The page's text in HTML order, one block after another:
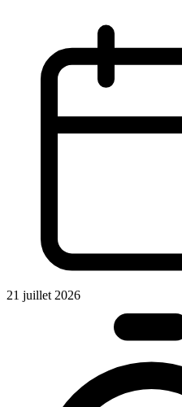
21 juillet 2026